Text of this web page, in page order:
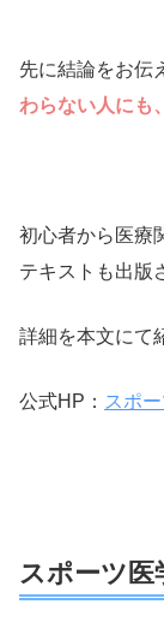
先に結論をお伝
わらない人にも
初心者から医療
テキストも出版
詳細を本文にて
公式HP： スポ
スポーツ医